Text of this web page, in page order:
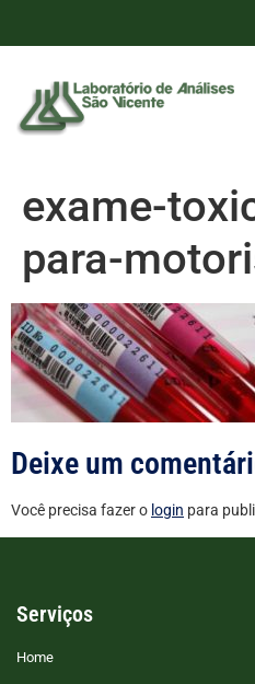
exame-
para-
Deixe um
Você precisa fazer o login para
Serviços
Home